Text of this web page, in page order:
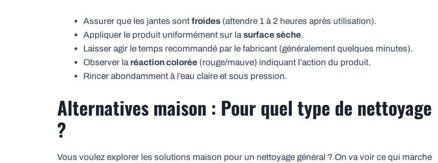
Assurer que les jantes sont froides (attendre 1 à 2 heures après utilisation).
Appliquer le produit uniformément sur lasurface sèche.
Laisser agir le temps recommandé par le fabricant (généralement quelques minutes).
Observer la réaction colorée (rouge/mauve) indiquant l’action du produit.
Rincer abondamment à l’eau claire et sous pression.
Alternatives maison : Pour quel type de nettoyage
?
Vous voulez explorer les solutions maison pour un nettoyage général ? On va voir ce qui marche